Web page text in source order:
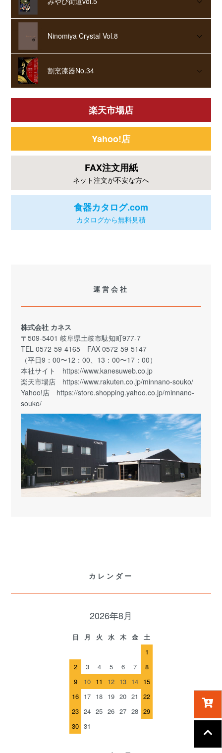
Ninomiya Crystal Vol.8
割烹漆器No.34
楽天市場店
Yahoo!店
FAX注文用紙
ネット注文が不安な方へ
食器カタログ.com
カタログから無料見積
運営会社
株式会社 カネス
〒509-5401 岐阜県土岐市駄知町977-7
TEL 0572-59-4165 FAX 0572-59-5147
（平日9：00〜12：00、13：00〜17：00）
本社サイト https://www.kanesuweb.co.jp
楽天市場店 https://www.rakuten.co.jp/minnano-souko/
Yahoo!店 https://store.shopping.yahoo.co.jp/minnano-
souko/
カレンダー
2026年8月
日 月 火 水 木 金
土
1
2
3 4 5 6 7
8
9
10 11 12 13 14 15
16 17 18 19 20 21
22
23 24 25 26 27 28 29
30 31